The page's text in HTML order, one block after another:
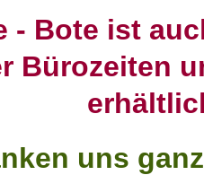
- Bote ist
Bürozeiten
uns